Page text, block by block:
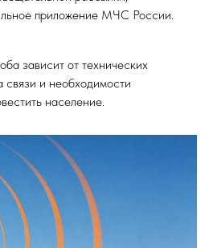
приложение МЧС России.
зависит от технических
связи и необходимости
население.